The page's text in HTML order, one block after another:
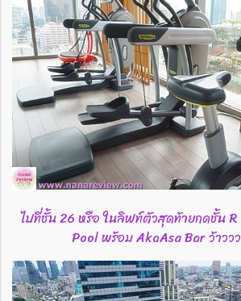
ไปที่ชั้น 26 หรือ ในลิฟท์ตัวสุดท้ายกดชั้น R
Pool พร้อม AkaAsa Bar ว้าวว